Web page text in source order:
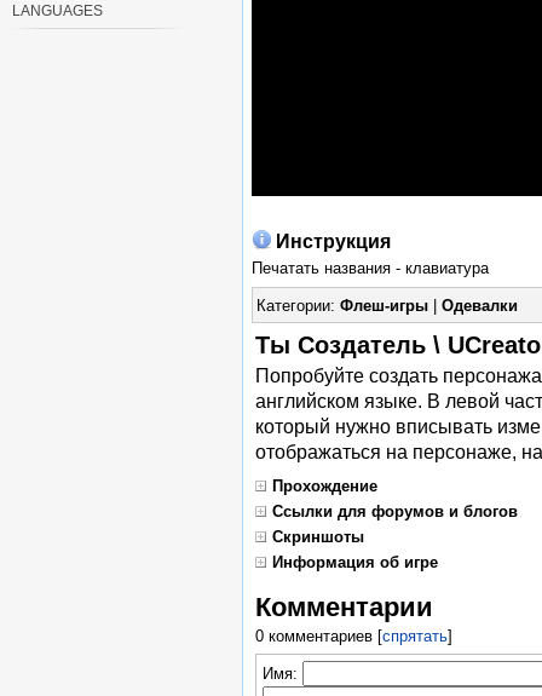
Инструкция
Печатать названия - клавиатура
Категории: Флеш-игры| Одевалки
Ты Создатель \
Попробуйте создать
английском языке. В левой
который нужно вписывать
отображаться на персонаже,
Прохождение
Ссылки для форумов и блогов
Скриншоты
Информация об игре
Комментарии
0 комментариев[спрятать]
Имя:
LANGUAGES